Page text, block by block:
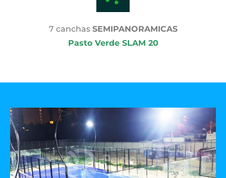
7 canchas SEMIPANORAMICAS
Pasto Verde SLAM 20